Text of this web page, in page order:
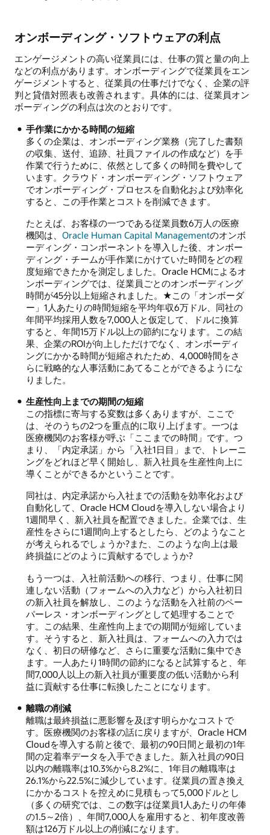
オンボーディング・ソフトウェアの利点
エンゲージメントの高い従業員には、仕事の質と量の向上
などの利点があります。オンボーディングで従業員をエン
ゲージメントすると、従業員の仕事だけでなく、企業の評
判と貸借対照表も改善されます。具体的には、従業員オン
ボーディングの利点は次のとおりです。
手作業にかかる時間の短縮
多くの企業は、オンボーディング業務（完了した書類
の収集、送付、追跡、社員ファイルの作成など）を手
作業で行うために、依然として多くの時間を費やして
います。クラウド・オンボーディング・ソフトウェア
でオンボーディング・プロセスを自動化および効率化
すると、この手作業とコストを削減できます。
たとえば、お客様の一つである従業員数6万人の医療
機関は、 Oracle Human Capital Managementのオンボ
ーディング・コンポーネントを導入した後、オンボー
ディング・チームが手作業にかけていた時間をどの程
度短縮できたかを測定しました。Oracle HCMによるオ
ンボーディングでは、従業員ごとのオンボーディング
時間が45分以上短縮されました。★この「オンボーダ
ー」1人あたりの時間短縮を平均年収6万ドル、同社の
年間平均採用人数を7,000人と仮定して、ドルに換算
すると、年間15万ドル以上の節約になります。この結
果、企業のROIが向上しただけでなく、オンボーディ
ングにかかる時間が短縮されたため、4,000時間をさ
らに戦略的な人事活動にあてることができるようにな
りました。
生産性向上までの期間の短縮
この指標に寄与する変数は多くありますが、ここで
は、そのうちの2つを重点的に取り上げます。一つは
医療機関のお客様が呼ぶ「ここまでの時間」です。つ
まり、「内定承諾」から「入社1日目」まで、トレーニ
ングをどれほど早く開始し、新入社員を生産性向上に
導くことができるかということです。
同社は、内定承諾から入社までの活動を効率化および
自動化して、Oracle HCM Cloudを導入しない場合より
1週間早く、新入社員を配置できました。企業では、生
産性をさらに1週間向上するとしたら、どのようなこと
が考えられるでしょうか?また、このような向上は最
終損益にどのように貢献するでしょうか?
もう一つは、入社前活動への移行、つまり、仕事に関
連しない活動（フォームへの入力など）から入社初日
の新入社員を解放し、このような活動を入社前のペー
パーレス・オンボーディングとして処理することで
す。この結果、生産性向上までの期間が短縮していま
す。そうすると、新入社員は、フォームへの入力では
なく、初日の研修など、さらに重要な活動に集中でき
ます。一人あたり1時間の節約になると試算すると、年
間7,000人以上の新入社員が重要度の低い活動から利
益に貢献する仕事に転換したことになります。
離職の削減
離職は最終損益に悪影響を及ぼす明らかなコストで
す。医療機関のお客様の話に戻りますが、Oracle HCM
Cloudを導入する前と後で、最初の90日間と最初の1年
間の定着率データを入手できました。新入社員の90日
以内の離職率は10.3%から8.2%に、1年目の離職率は
26.1%から22.5%に減少しています。従業員の置き換え
にかかるコストを控えめに見積もって5,000ドルとし
（多くの研究では、この数字は従業員1人あたりの年俸
の1.5～2倍）、年間7,000人を雇用すると、初年度改善
額は126万ドル以上の削減になります。